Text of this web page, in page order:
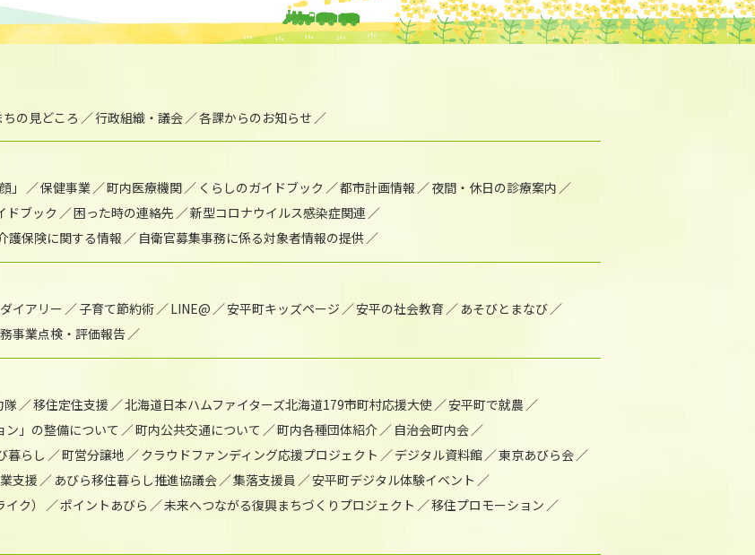
ちの見どころ 行政組織・議会 各課からのお知らせ
」 保健事業 町内医療機関 くらしのガイドブック 都市計画情報
夜間・休日の診療案内
ドブック 困った時の連絡先
新型コロナウイルス感染症関連
護保険に関する情報 自衛官募集事務に係る対象者情報の提供
イアリー 子育て節約術 LINE@ 安平町キッズページ 安平の社会教育
あそびとまなび
事業点検・評価報告
隊 移住定住支援 北海道日本ハムファイターズ北海道179市町村応援大使
安平町で就農
ン」の整備について 町内公共交通について 町内各種団体紹介
自治会町内会
暮らし
町営分譲地 クラウドファンディング応援プロジェクト デジタル資料館
東京あびら会
支援 あびら移住暮らし推進協議会 集落支援員
安平町デジタル体験イベント
ク） ポイントあびら 未来へつながる復興まちづくりプロジェクト
移住プロモーション